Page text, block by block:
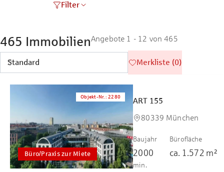
Filter
465 ImmobilienAngebote 1 - 12 von 465
Merkliste (0)
Büro/Praxis zur Miete
Objekt-Nr. :2280
ART 155
80339 München
Baujahr
2000
Bürofläche
ca. 1.572 m²
min.